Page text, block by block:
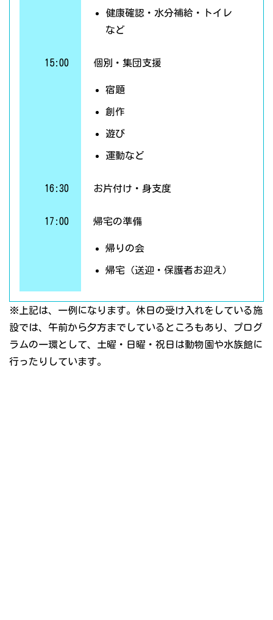
健康確認・水分補給・トイレ
など
15:00 個別・集団支援
宿題
創作
遊び
運動など
16:30 お片付け・身支度
17:00 帰宅の準備
帰りの会
帰宅（送迎・保護者お迎え）
※上記は、一例になります。休日の受け入れをしている施
設では、午前から夕方までしているところもあり、プログ
ラムの一環として、土曜・日曜・祝日は動物園や水族館に
行ったりしています。